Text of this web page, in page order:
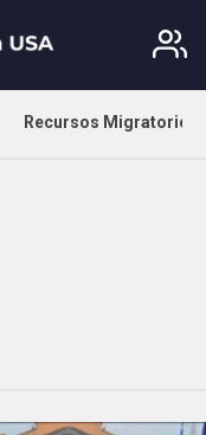
Recursos Migratorios